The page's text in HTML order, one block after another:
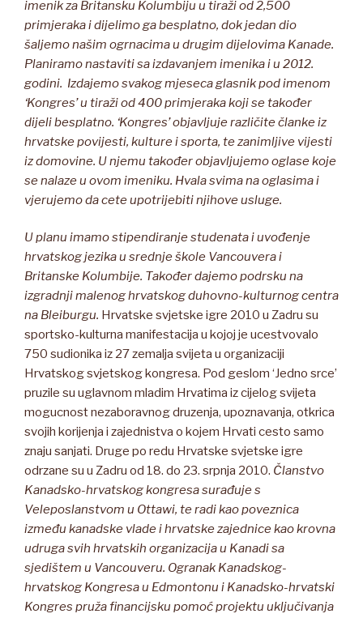
imenik za Britansku Kolumbiju u tiraži od 2,500
primjeraka i dijelimo ga besplatno, dok jedan dio
šaljemo našim ogrnacima u drugim dijelovima Kanade.
Planiramo nastaviti sa izdavanjem imenika i u 2012.
godini. Izdajemo svakog mjeseca glasnik pod imenom
‘Kongres’ u tiraži od 400 primjeraka koji se također
dijeli besplatno. ‘Kongres’ objavljuje različite članke iz
hrvatske povijesti, kulture i sporta, te zanimljive vijesti
iz domovine. U njemu također objavljujemo oglase koje
se nalaze u ovom imeniku. Hvala svima na oglasima i
vjerujemo da cete upotrijebiti njihove usluge.
U planu imamo stipendiranje studenata i uvođenje
hrvatskog jezika u srednje škole Vancouvera i
Britanske Kolumbije. Također dajemo podrsku na
izgradnji malenog hrvatskog duhovno-kulturnog centra
na Bleiburgu. Hrvatske svjetske igre 2010 u Zadru su
sportsko-kulturna manifestacija u kojoj je ucestvovalo
750 sudionika iz 27 zemalja svijeta u organizaciji
Hrvatskog svjetskog kongresa. Pod geslom ‘Jedno srce’
pruzile su uglavnom mladim Hrvatima iz cijelog svijeta
mogucnost nezaboravnog druzenja, upoznavanja, otkrica
svojih korijenja i zajednistva o kojem Hrvati cesto samo
znaju sanjati. Druge po redu Hrvatske svjetske igre
odrzane su u Zadru od 18. do 23. srpnja 2010. Članstvo
Kanadsko-hrvatskog kongresa surađuje s
Veleposlanstvom u Ottawi, te radi kao poveznica
između kanadske vlade i hrvatske zajednice kao krovna
udruga svih hrvatskih organizacija u Kanadi sa
sjedištem u Vancouveru. Ogranak Kanadskog-
hrvatskog Kongresa u Edmontonu i Kanadsko-hrvatski
Kongres pruža financijsku pomoć projektu uključivanja